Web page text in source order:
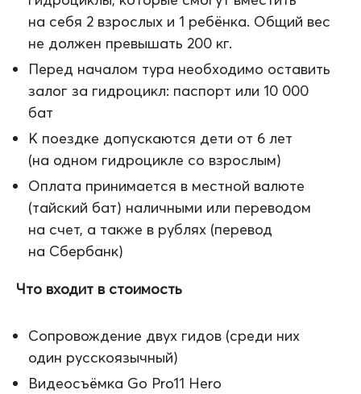
на себя 2 взрослых и 1 ребёнка. Общий вес
не должен превышать 200 кг.
Перед началом тура необходимо оставить
залог за гидроцикл: паспорт или 10 000
бат
К поездке допускаются дети от 6 лет
(на одном гидроцикле со взрослым)
Оплата принимается в местной валюте
(тайский бат) наличными или переводом
на счет, а также в рублях (перевод
на Сбербанк)
Что входит в стоимость
Сопровождение двух гидов (среди них
один русскоязычный)
Видеосъёмка Go Pro11 Hero